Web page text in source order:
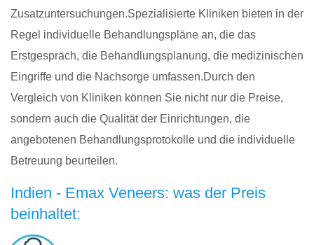
Zusatzuntersuchungen.Spezialisierte Kliniken bieten in der
Regel individuelle Behandlungspläne an, die das
Erstgespräch, die Behandlungsplanung, die medizinischen
Eingriffe und die Nachsorge umfassen.Durch den
Vergleich von Kliniken können Sie nicht nur die Preise,
sondern auch die Qualität der Einrichtungen, die
angebotenen Behandlungsprotokolle und die individuelle
Betreuung beurteilen.
Indien - Emax Veneers: was der Preis
beinhaltet: